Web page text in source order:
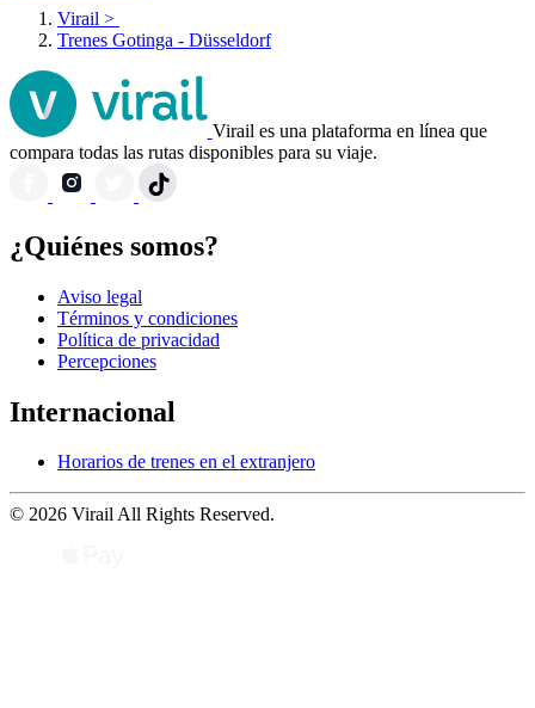
Virail >
Trenes Gotinga - Düsseldorf
Virail es una plataforma en línea que
compara todas las rutas disponibles para su viaje.
¿Quiénes somos?
Aviso legal
Términos y condiciones
Política de privacidad
Percepciones
Internacional
Horarios de trenes en el extranjero
© 2026 Virail All Rights Reserved.